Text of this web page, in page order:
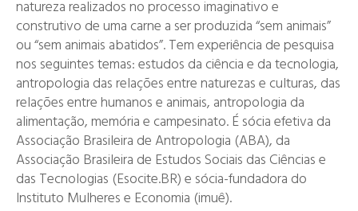
natureza realizados no processo imaginativo e
construtivo de uma carne a ser produzida “sem animais”
ou “sem animais abatidos”. Tem experiência de pesquisa
nos seguintes temas: estudos da ciência e da tecnologia,
antropologia das relações entre naturezas e culturas, das
relações entre humanos e animais, antropologia da
alimentação, memória e campesinato. É sócia efetiva da
Associação Brasileira de Antropologia (ABA), da
Associação Brasileira de Estudos Sociais das Ciências e
das Tecnologias (Esocite.BR) e sócia-fundadora do
Instituto Mulheres e Economia (imuê).